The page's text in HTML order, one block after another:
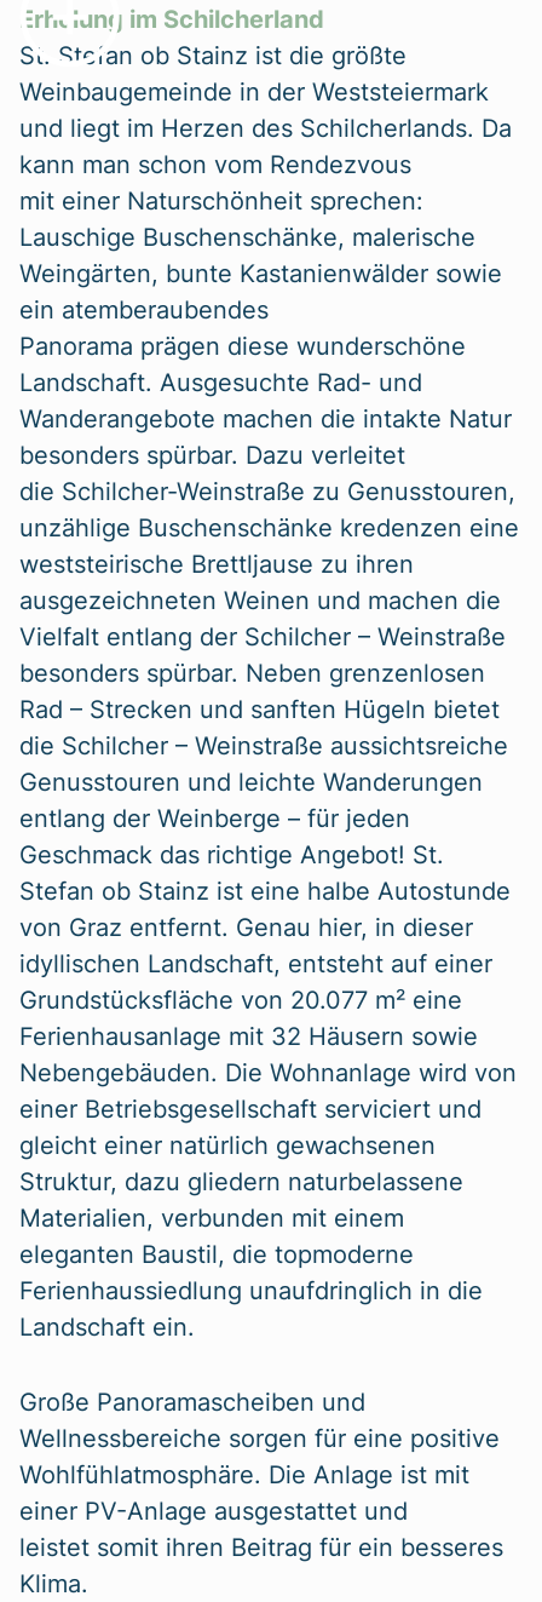
Erholung im Schilcherland
St. Stefan ob Stainz ist die größte
Weinbaugemeinde in der Weststeiermark
und liegt im Herzen des Schilcherlands. Da
kann man schon vom Rendezvous
mit einer Naturschönheit sprechen:
Lauschige Buschenschänke, malerische
Weingärten, bunte Kastanienwälder sowie
ein atemberaubendes
Panorama prägen diese wunderschöne
Landschaft. Ausgesuchte Rad- und
Wanderangebote machen die intakte Natur
besonders spürbar. Dazu verleitet
die Schilcher-Weinstraße zu Genusstouren,
unzählige Buschenschänke kredenzen eine
weststeirische Brettljause zu ihren
ausgezeichneten Weinen und machen die
Vielfalt entlang der Schilcher – Weinstraße
besonders spürbar. Neben grenzenlosen
Rad – Strecken und sanften Hügeln bietet
die Schilcher – Weinstraße aussichtsreiche
Genusstouren und leichte Wanderungen
entlang der Weinberge – für jeden
Geschmack das richtige Angebot! St.
Stefan ob Stainz ist eine halbe Autostunde
von Graz entfernt. Genau hier, in dieser
idyllischen Landschaft, entsteht auf einer
Grundstücksfläche von 20.077 m² eine
Ferienhausanlage mit 32 Häusern sowie
Nebengebäuden. Die Wohnanlage wird von
einer Betriebsgesellschaft serviciert und
gleicht einer natürlich gewachsenen
Struktur, dazu gliedern naturbelassene
Materialien, verbunden mit einem
eleganten Baustil, die topmoderne
Ferienhaussiedlung unaufdringlich in die
Landschaft ein.
Große Panoramascheiben und
Wellnessbereiche sorgen für eine positive
Wohlfühlatmosphäre. Die Anlage ist mit
einer PV-Anlage ausgestattet und
leistet somit ihren Beitrag für ein besseres
Klima.